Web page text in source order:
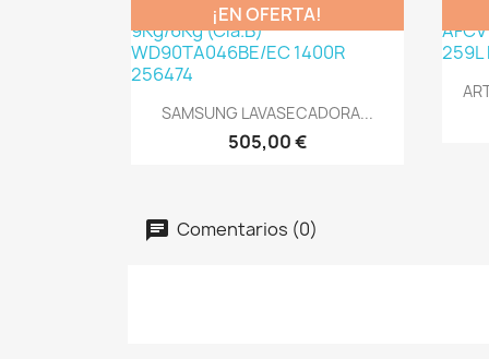
Vista rápida
SAMSUNG LAVASECADORA...
505,00 €
¡EN OFERTA!
Comentarios (0)